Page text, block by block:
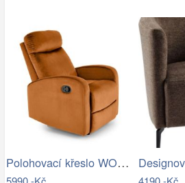
Polohovací křeslo WONDER Halmar